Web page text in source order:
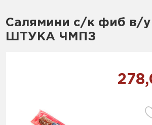
Салямини с/к фиб в/у
ШТУКА ЧМПЗ